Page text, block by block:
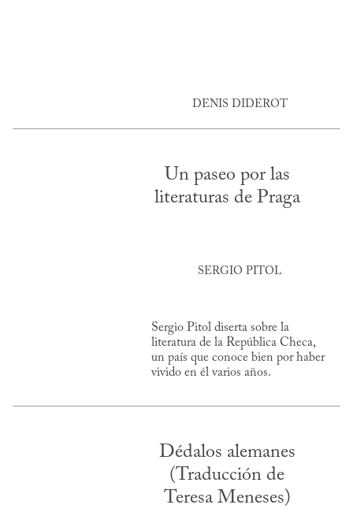
DENIS DIDEROT
Un paseo por las
literaturas de Praga
SERGIO PITOL
Sergio Pitol diserta sobre la
literatura de la República Checa,
un país que conoce bien por haber
vivido en él varios años.
Dédalos alemanes
(Traducción de
Teresa Meneses)